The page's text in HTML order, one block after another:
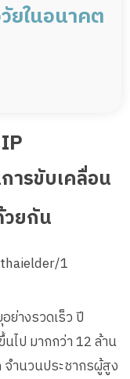
ยในอนาคต
ารขับเคลื่อน
ยกัน
ย่างรวดเร็ว ปี
ไป มากกว่า 12 ล้าน
ำนวนประชากรผู้สูง